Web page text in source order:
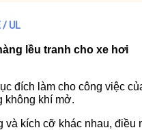
/ UL
lều tranh cho xe hơi
đích làm cho công việc
không khí mở.
kích cỡ khác nhau,